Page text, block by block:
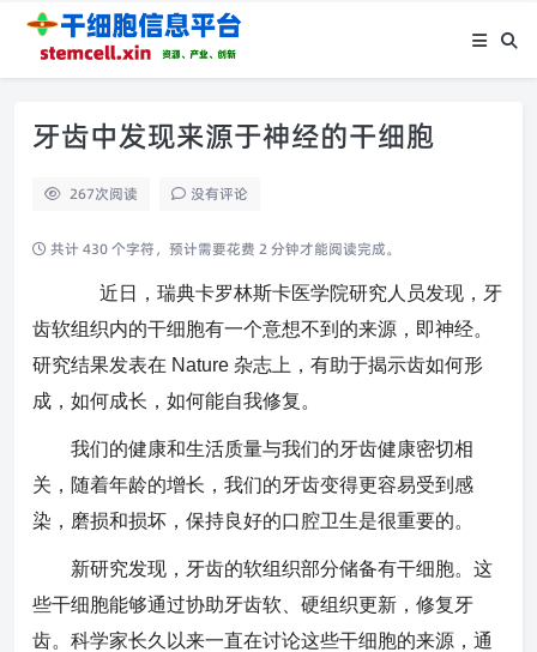
牙齿中发现来源于神经的干细胞
267次阅读 没有评论
共计 430 个字符，预计需要花费 2 分钟才能阅读完成。
近日，瑞典卡罗林斯卡医学院研究人员发现，牙
齿软组织内的干细胞有一个意想不到的来源，即神经。
研究结果发表在 Nature 杂志上，有助于揭示齿如何形
成，如何成长，如何能自我修复。
我们的健康和生活质量与我们的牙齿健康密切相
关，随着年龄的增长，我们的牙齿变得更容易受到感
染，磨损和损坏，保持良好的口腔卫生是很重要的。
新研究发现，牙齿的软组织部分储备有干细胞。这
些干细胞能够通过协助牙齿软、硬组织更新，修复牙
齿。科学家长久以来一直在讨论这些干细胞的来源，通